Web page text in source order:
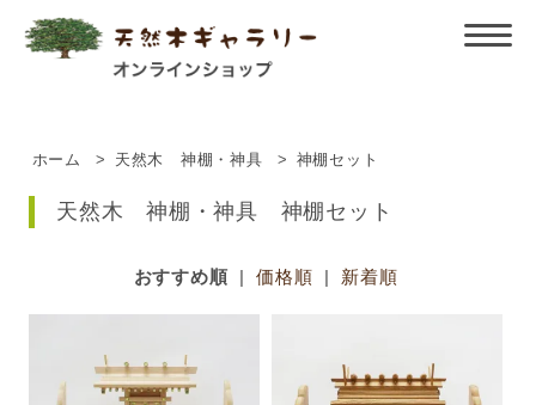
ホーム > 天然木 神棚・神具 > 神棚セット
天然木 神棚・神具 神棚セット
おすすめ順 |価格順 | 新着順